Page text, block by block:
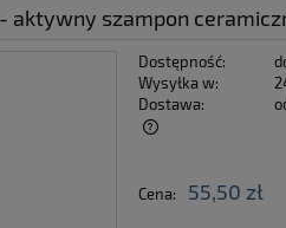
aktywny szampon
Dostępność:
Wysyłka w:
Dostawa:
kosztów
Cena: 55,50 zł